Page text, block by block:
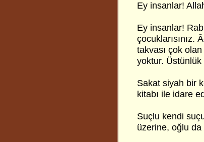
Ey insanlar!
Ey insanlar!
çocuklarısınız.
takvası çok
yoktur.
Sakat siyah bir
kitabı ile idare
Suçlu kendi
üzerine, oğlu da